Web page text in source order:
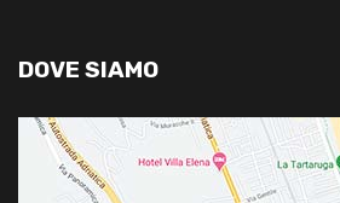
DOVE SIAMO